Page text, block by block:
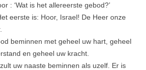
: ‘Wat is het allereerste gebod?’
eerste is: Hoor, Israel! De Heer onze
beminnen met geheel uw hart, geheel
en geheel uw kracht.
uw naaste beminnen als uzelf. Er is